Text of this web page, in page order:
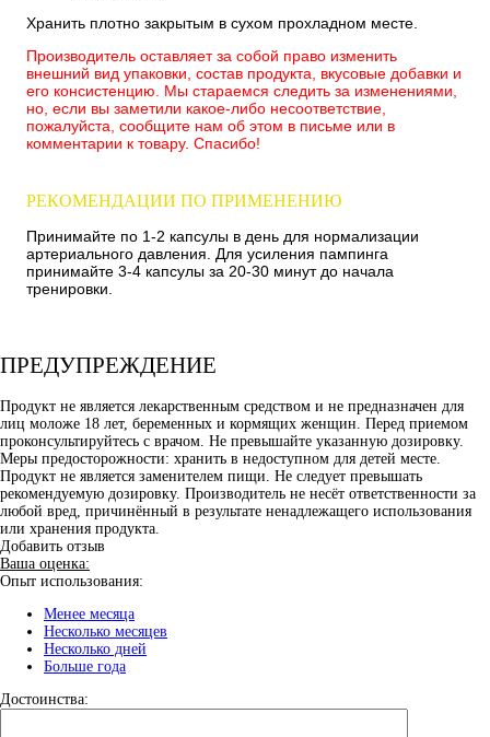
Хранить плотно закрытым в сухом прохладном месте.
Производитель оставляет за собой право изменить
внешний вид упаковки, состав продукта, вкусовые добавки и
его консистенцию. Мы стараемся следить за изменениями,
но, если вы заметили какое-либо несоответствие,
пожалуйста, сообщите нам об этом в письме или в
комментарии к товару. Спасибо!
РЕКОМЕНДАЦИИ ПО ПРИМЕНЕНИЮ
Принимайте по 1-2 капсулы в день для нормализации
артериального давления. Для усиления пампинга
принимайте 3-4 капсулы за 20-30 минут до начала
тренировки.
ПРЕДУПРЕЖДЕНИЕ
Продукт не является лекарственным средством и не предназначен для
лиц моложе 18 лет, беременных и кормящих женщин. Перед приемом
проконсультируйтесь с врачом. Не превышайте указанную дозировку.
Меры предосторожности: хранить в недоступном для детей месте.
Продукт не является заменителем пищи. Не следует превышать
рекомендуемую дозировку. Производитель не несёт ответственности за
любой вред, причинённый в результате ненадлежащего использования
или хранения продукта.
Добавить отзыв
Ваша оценка:
Опыт использования:
Менее месяца
Несколько месяцев
Несколько дней
Больше года
Достоинства: